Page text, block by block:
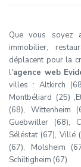
Que vous soyez
immobilier,
déplacent pour la
l'agence web
villes : Altkirch
Montbéliard (25)
(68), Wittenheim
Guebwiller (68),
Séléstat (67), Villé
(67), Molsheim
Schiltigheim (67).